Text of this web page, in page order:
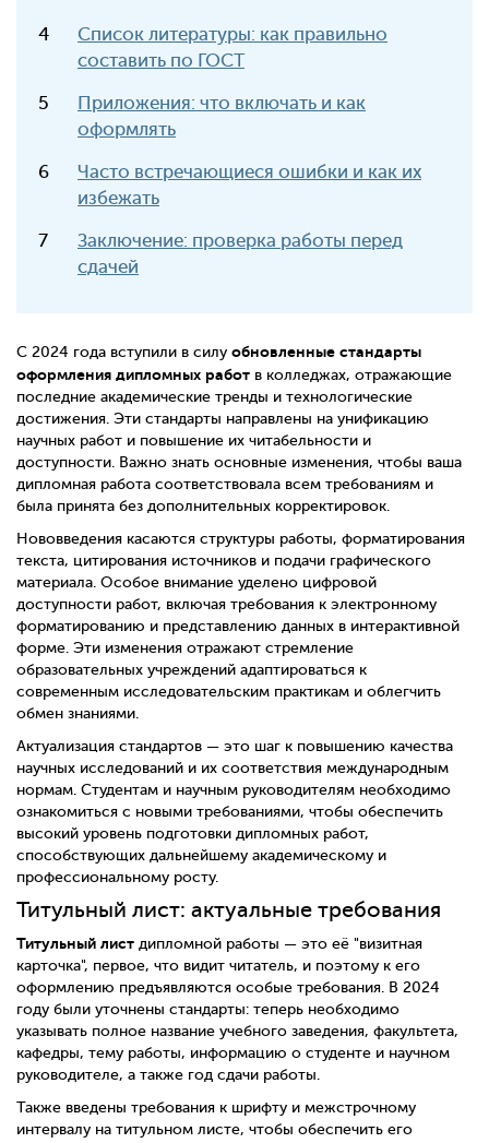
Список литературы: как правильно
составить по ГОСТ
Приложения: что включать и как
оформлять
Часто встречающиеся ошибки и как их
избежать
Заключение: проверка работы перед
сдачей
С 2024 года вступили в силу обновленные стандарты
оформления дипломных работ в колледжах, отражающие
последние академические тренды и технологические
достижения. Эти стандарты направлены на унификацию
научных работ и повышение их читабельности и
доступности. Важно знать основные изменения, чтобы ваша
дипломная работа соответствовала всем требованиям и
была принята без дополнительных корректировок.
Нововведения касаются структуры работы, форматирования
текста, цитирования источников и подачи графического
материала. Особое внимание уделено цифровой
доступности работ, включая требования к электронному
форматированию и представлению данных в интерактивной
форме. Эти изменения отражают стремление
образовательных учреждений адаптироваться к
современным исследовательским практикам и облегчить
обмен знаниями.
Актуализация стандартов — это шаг к повышению качества
научных исследований и их соответствия международным
нормам. Студентам и научным руководителям необходимо
ознакомиться с новыми требованиями, чтобы обеспечить
высокий уровень подготовки дипломных работ,
способствующих дальнейшему академическому и
профессиональному росту.
Титульный лист: актуальные требования
Титульный лист дипломной работы — это её "визитная
карточка", первое, что видит читатель, и поэтому к его
оформлению предъявляются особые требования. В 2024
году были уточнены стандарты: теперь необходимо
указывать полное название учебного заведения, факультета,
кафедры, тему работы, информацию о студенте и научном
руководителе, а также год сдачи работы.
Также введены требования к шрифту и межстрочному
интервалу на титульном листе, чтобы обеспечить его